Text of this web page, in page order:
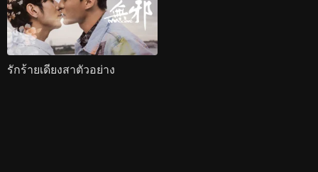
รักร้ายเดียงสาตัวอย่าง